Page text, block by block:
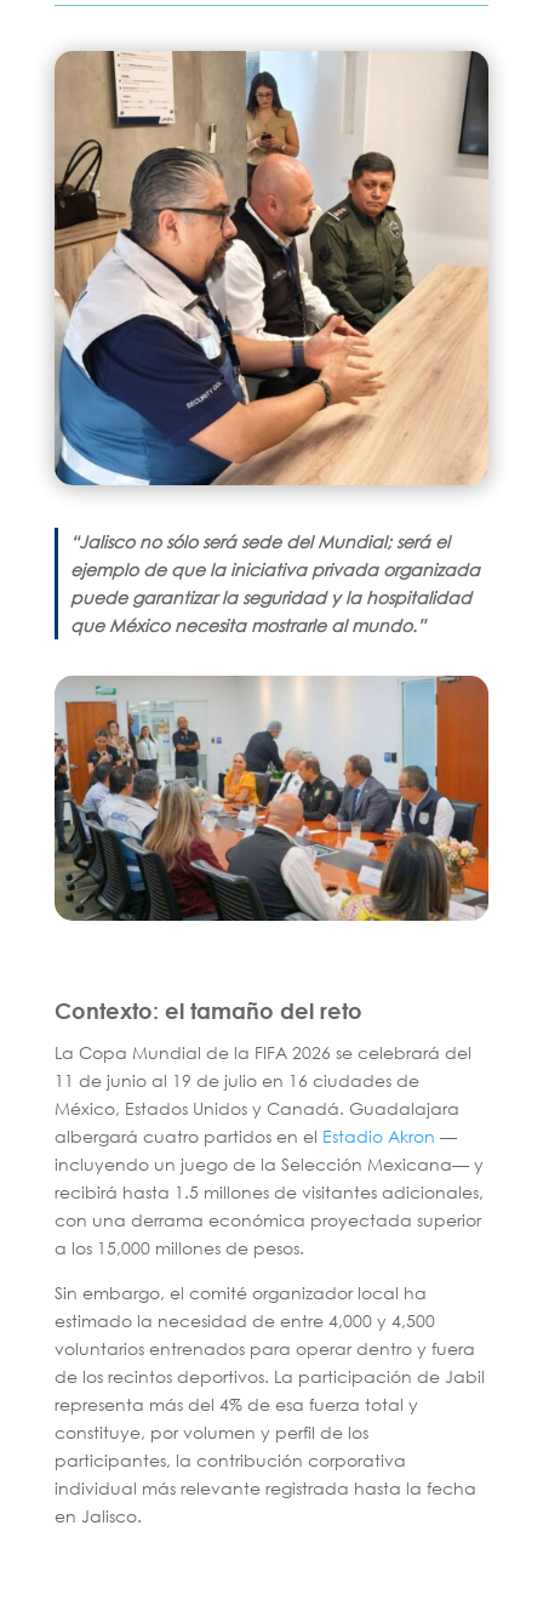
“Jalisco no sólo será sede del Mundial; será el
ejemplo de que la iniciativa privada organizada
puede garantizar la seguridad y la hospitalidad
que México necesita mostrarle al mundo.”
Contexto: el tamaño del reto
La Copa Mundial de la FIFA 2026 se celebrará del
11 de junio al 19 de julio en 16 ciudades de
México, Estados Unidos y Canadá. Guadalajara
albergará cuatro partidos en el Estadio Akron —
incluyendo un juego de la Selección Mexicana— y
recibirá hasta 1.5 millones de visitantes adicionales,
con una derrama económica proyectada superior
a los 15,000 millones de pesos.
Sin embargo, el comité organizador local ha
estimado la necesidad de entre 4,000 y 4,500
voluntarios entrenados para operar dentro y fuera
de los recintos deportivos. La participación de Jabil
representa más del 4% de esa fuerza total y
constituye, por volumen y perfil de los
participantes, la contribución corporativa
individual más relevante registrada hasta la fecha
en Jalisco.